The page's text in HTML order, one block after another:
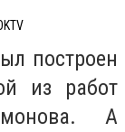
построен
из работ
А